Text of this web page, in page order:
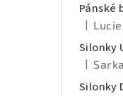
Pánské
Silonky
Silonky